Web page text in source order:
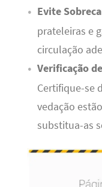
Evite
prateleiras e
circulação
Verificação
Certifique-se
vedação
substitua-as